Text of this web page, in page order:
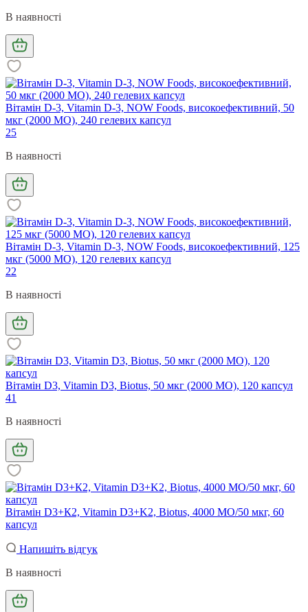
В наявності
Вітамін D-3, Vitamin D-3, NOW Foods, високоефективний, 50
мкг (2000 МО), 240 гелевих капсул
25
В наявності
Вітамін D-3, Vitamin D-3, NOW Foods, високоефективний, 125
мкг (5000 МО), 120 гелевих капсул
22
В наявності
Вітамін D3, Vitamin D3, Biotus, 50 мкг (2000 МО), 120 капсул
41
В наявності
Вітамін D3+К2, Vitamin D3+K2, Biotus, 4000 МО/50 мкг, 60
капсул
Напишіть відгук
В наявності